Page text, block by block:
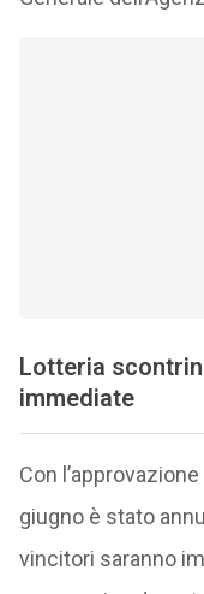
Lotteria
immediate
Con
giugno è stato
vincitori saranno